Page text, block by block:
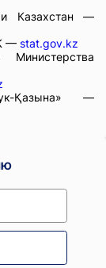
Казахстан —
— stat.gov.kz
Қазына» —